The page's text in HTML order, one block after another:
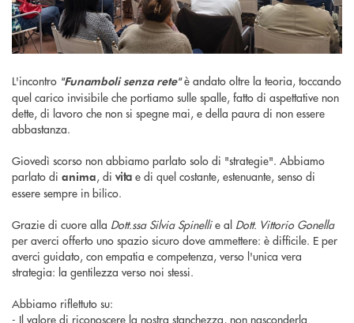
L'incontro "Funamboli senza rete"è andato oltre la teoria, toccando
quel carico invisibile che portiamo sulle spalle, fatto di aspettative non
dette, di lavoro che non si spegne mai, e della paura di non essere
abbastanza.
Giovedì scorso non abbiamo parlato solo di "strategie". Abbiamo
parlato di anima, di vita e di quel costante, estenuante, senso di
essere sempre in bilico.
Grazie di cuore alla Dott.ssa Silvia Spinellie al Dott. Vittorio Gonella
per averci offerto uno spazio sicuro dove ammettere: è difficile. E per
averci guidato, con empatia e competenza, verso l'unica vera
strategia: la gentilezza verso noi stessi.
Abbiamo riflettuto su:
- Il valore di riconoscere la nostra stanchezza, non nasconderla